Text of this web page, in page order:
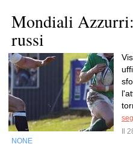
Mondiali
russi
Il
NONE